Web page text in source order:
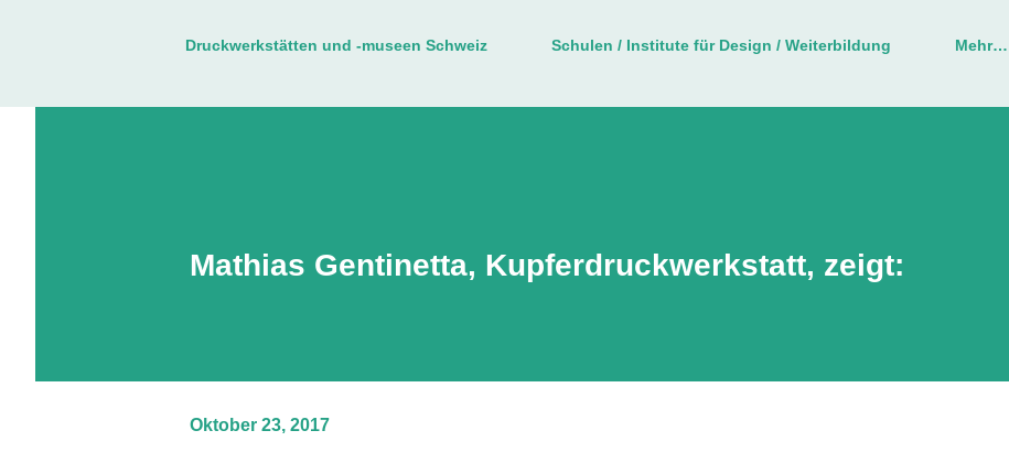
Druckwerkstätten und -museen Schweiz Schulen / Institute für Design / Weiterbildung Mehr…
Mathias Gentinetta, Kupferdruckwerkstatt, zeigt:
Oktober 23, 2017